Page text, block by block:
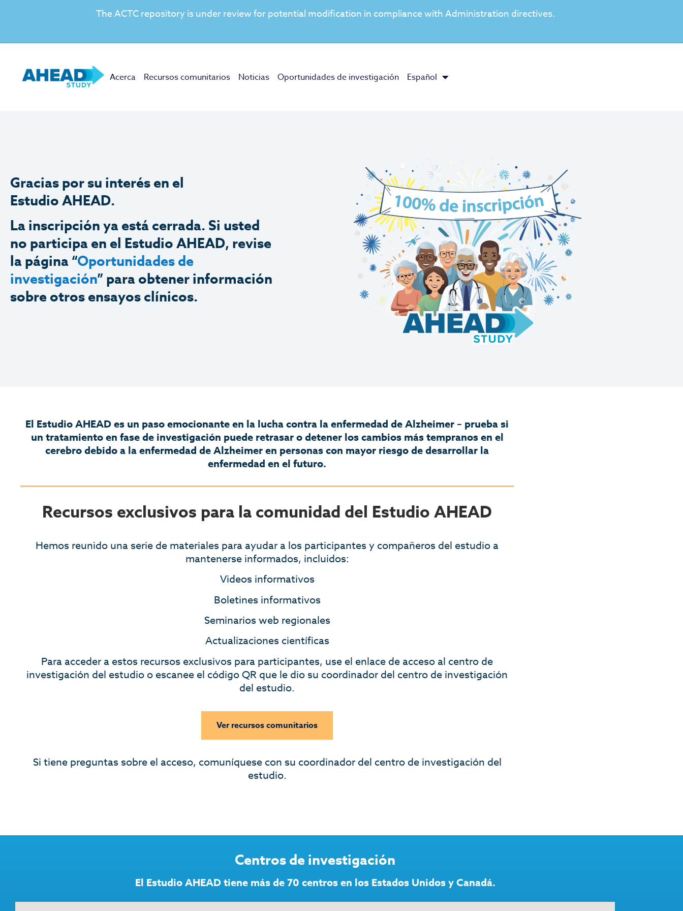
The ACTC repository is under review for potential modification in compliance with Administration directives.
Acerca Recursos comunitarios Noticias Oportunidades de investigación Español
Gracias por su interés en el
Estudio AHEAD.
La inscripción ya está cerrada. Si usted
no participa en el Estudio AHEAD, revise
la página “Oportunidades de
investigación” para obtener información
sobre otros ensayos clínicos.
El Estudio AHEAD es un paso emocionante en la lucha contra la enfermedad de Alzheimer – prueba si
un tratamiento en fase de investigación puede retrasar o detener los cambios más tempranos en el
cerebro debido a la enfermedad de Alzheimer en personas con mayor riesgo de desarrollar la
enfermedad en el futuro.
Recursos exclusivos para la comunidad del Estudio AHEAD
Hemos reunido una serie de materiales para ayudar a los participantes y compañeros del estudio a
mantenerse informados, incluidos:
Videos informativos
Boletines informativos
Seminarios web regionales
Actualizaciones científicas
Para acceder a estos recursos exclusivos para participantes, use el enlace de acceso al centro de
investigación del estudio o escanee el código QR que le dio su coordinador del centro de investigación
del estudio.
Ver recursos comunitarios
Si tiene preguntas sobre el acceso, comuníquese con su coordinador del centro de investigación del
estudio.
Centros de investigación
El Estudio AHEAD tiene más de 70 centros en los Estados Unidos y Canadá.